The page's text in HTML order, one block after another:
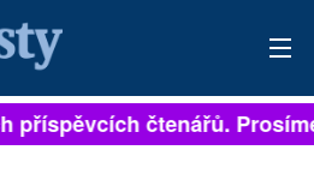
čtenářů.